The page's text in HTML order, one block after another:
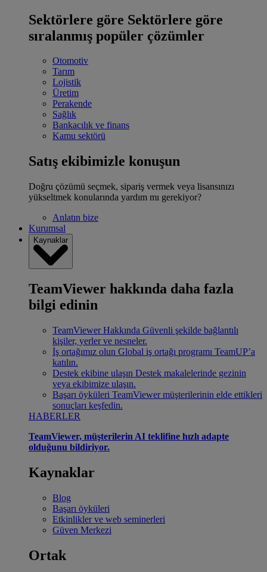
Sektörlere göre Sektörlere göre
sıralanmış popüler çözümler
Otomotiv
Tarım
Lojistik
Üretim
Perakende
Sağlık
Bankacılık ve finans
Kamu sektörü
Satış ekibimizle konuşun
Doğru çözümü seçmek, sipariş vermek veya lisansınızı
yükseltmek konularında yardım mı gerekiyor?
Anlatın bize
Kurumsal
Kaynaklar
TeamViewer hakkında daha fazla
bilgi edinin
TeamViewer Hakkında Güvenli şekilde bağlantılı
kişiler, yerler ve nesneler.
İş ortağımız olun Global iş ortağı programı TeamUP’a
katılın.
Destek ekibine ulaşın Destek makalelerinde gezinin
veya ekibimize ulaşın.
Başarı öyküleri TeamViewer müşterilerinin elde ettikleri
sonuçları keşfedin.
HABERLER
TeamViewer, müşterilerin AI teklifine hızlı adapte
olduğunu bildiriyor.
Kaynaklar
Blog
Başarı öyküleri
Etkinlikler ve web seminerleri
Güven Merkezi
Ortak